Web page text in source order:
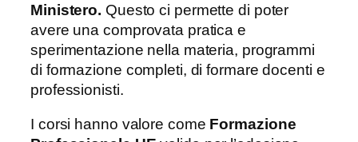
Ministero. Questo ci permette di poter
avere una comprovata pratica e
sperimentazione nella materia, programmi
di formazione completi, di formare docenti e
professionisti.
I corsi hanno valore come Formazione